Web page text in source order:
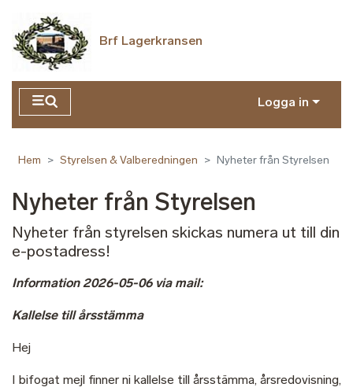
Brf Lagerkransen
Logga in
Hem Styrelsen & Valberedningen Nyheter från Styrelsen
Nyheter från Styrelsen
Nyheter från styrelsen skickas numera ut till din
e-postadress!
Information 2026-05-06 via mail:
Kallelse till årsstämma
Hej
I bifogat mejl finner ni kallelse till årsstämma, årsredovisning,